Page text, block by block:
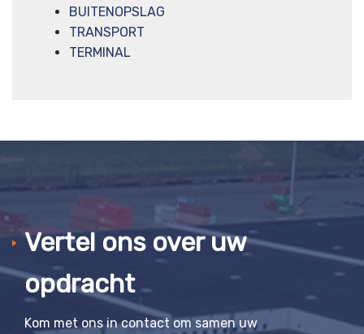
BUITENOPSLAG
TRANSPORT
TERMINAL
Vertel ons over uw
opdracht
Kom met ons in contact om samen uw